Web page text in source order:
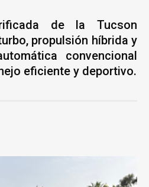
de la Tucson
propulsión híbrida y
convencional
eficiente y deportivo.